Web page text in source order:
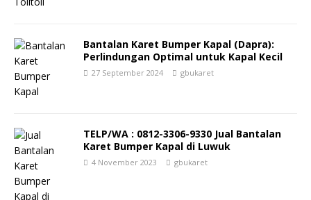
Bantalan Karet Bumper Kapal (Dapra):
Perlindungan Optimal untuk Kapal Kecil
27 September 2024 gbukaret
TELP/WA : 0812-3306-9330 Jual Bantalan
Karet Bumper Kapal di Luwuk
4 November 2023 gbukaret